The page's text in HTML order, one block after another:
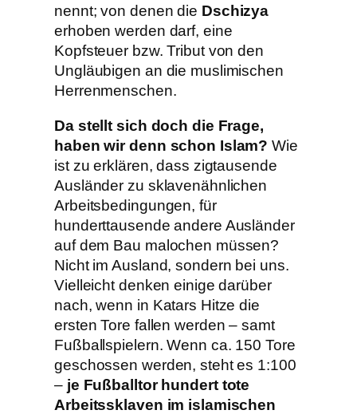
nennt; von denen die Dschizya
erhoben werden darf, eine
Kopfsteuer bzw. Tribut von den
Ungläubigen an die muslimischen
Herrenmenschen.
Da stellt sich doch die Frage,
haben wir denn schon Islam?Wie
ist zu erklären, dass zigtausende
Ausländer zu sklavenähnlichen
Arbeitsbedingungen, für
hunderttausende andere Ausländer
auf dem Bau malochen müssen?
Nicht im Ausland, sondern bei uns.
Vielleicht denken einige darüber
nach, wenn in Katars Hitze die
ersten Tore fallen werden – samt
Fußballspielern. Wenn ca. 150 Tore
geschossen werden, steht es 1:100
– je Fußballtor hundert tote
Arbeitssklaven im islamischen